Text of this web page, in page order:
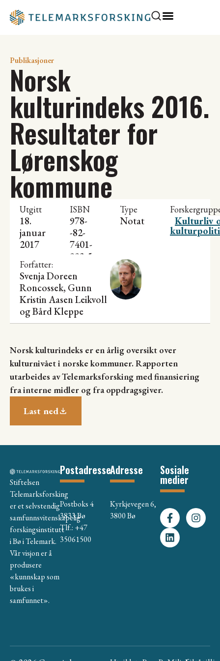
Publikasjoner
Norsk
kulturindeks 2016.
Resultater for
Lørenskog
kommune
Utgitt
18.
januar
2017
ISBN
978-
-82-
7401-
993-5
Type
Notat Kulturliv
Forfatter:
Svenja Doreen
Roncossek, Gunn
Kristin Aasen Leikvoll
ogBård Kleppe
Norsk kulturindeks er en årlig oversikt over
kulturnivået i norske kommuner. Rapporten
utarbeides av Telemarksforsking med finansiering
fra interne midler og fra oppdragsgiver.
Last ned
Stiftelsen
Telemarksforsking
er et selvstendig
samfunnsvitenskapelig
forskingsinstitutt
i Bø i Telemark.
Vår visjon er å
produsere
«kunnskap som
brukes i
samfunnet».
Postadresse
Postboks 4
3833 Bø
Tlf.: +47
35061500
Adresse
Kyrkjevegen 6,
3800 Bø
Sosiale
medier